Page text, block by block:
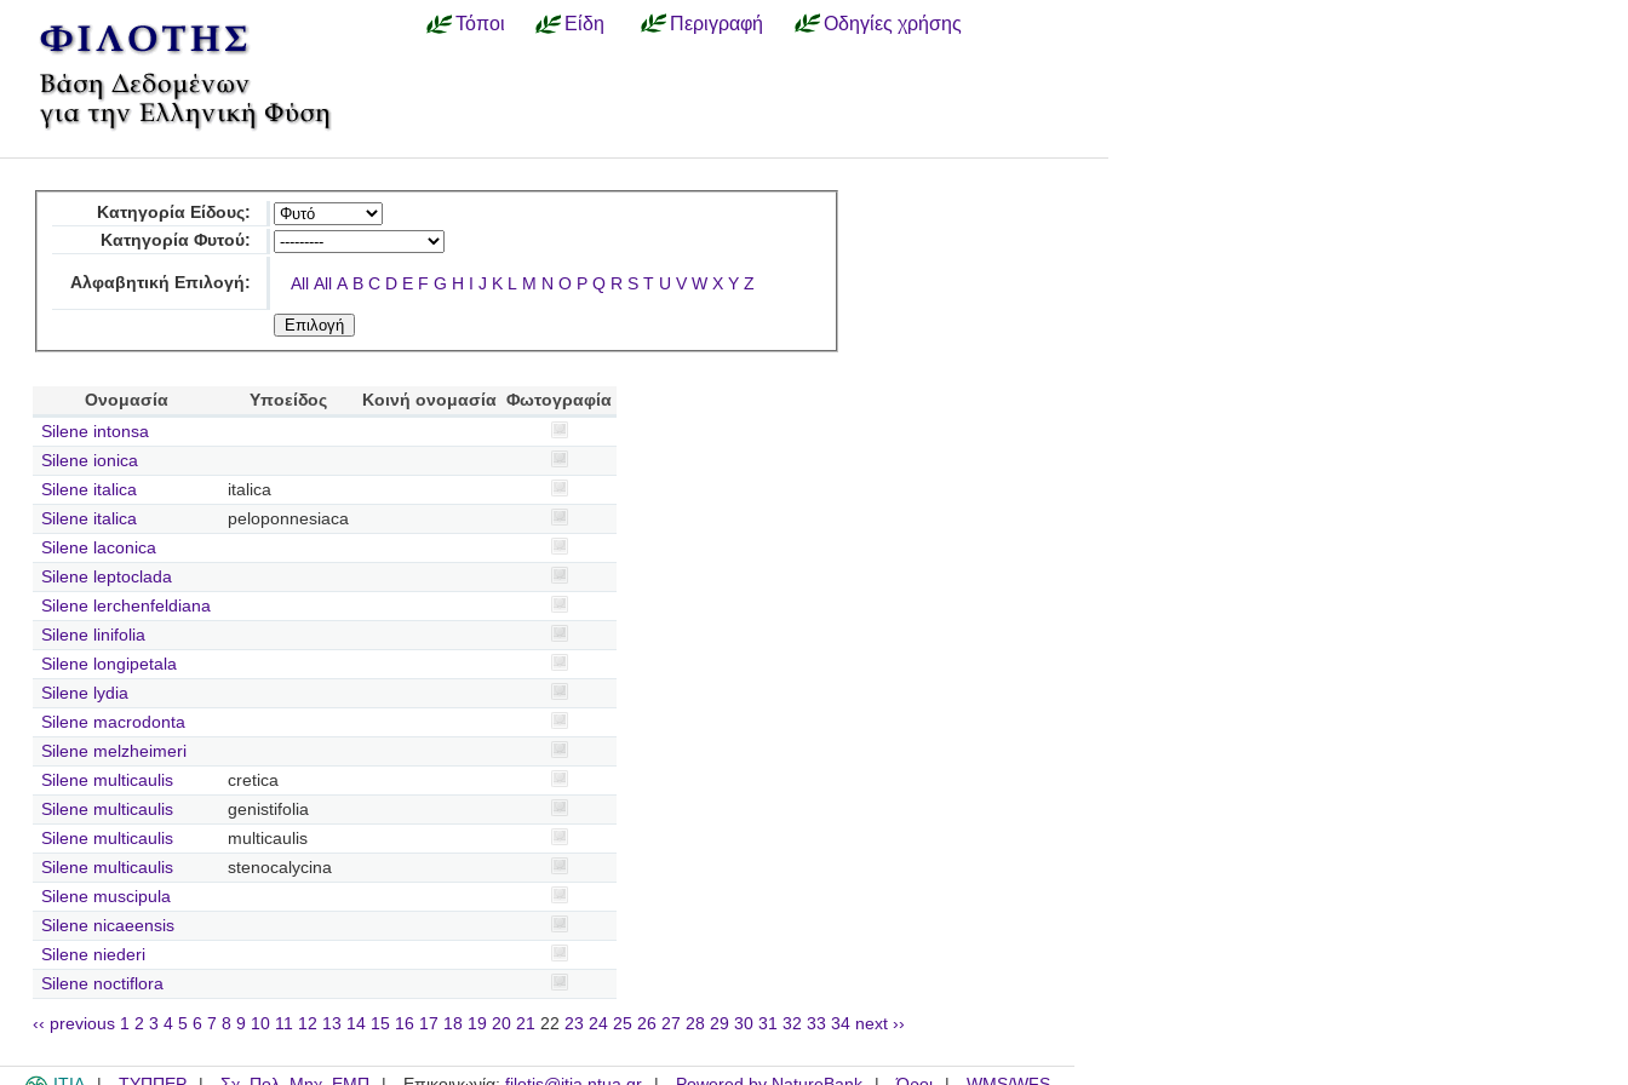
Τόποι Είδη Περιγραφή Οδηγίες χρήσης
Κατηγορία Είδους:
Κατηγορία Φυτού:
Αλφαβητική Επιλογή: All All A B C D E F G H I J K L M N O P Q R S T U V W X Y Z
Ονομασία Υποείδος Κοινή ονομασία Φωτογραφία
Silene intonsa
Silene ionica
Silene italica
italica
Silene italica
peloponnesiaca
Silene laconica
Silene leptoclada
Silene lerchenfeldiana
Silene linifolia
Silene longipetala
Silene lydia
Silene macrodonta
Silene melzheimeri
Silene multicaulis
cretica
Silene multicaulis
genistifolia
Silene multicaulis
multicaulis
Silene multicaulis
stenocalycina
Silene muscipula
Silene nicaeensis
Silene niederi
Silene noctiflora
‹‹ previous 1 2 3 4 5 6 7 8 9 10 11 12 13 14 15 16 17 18 19 20 21 22 23 24 25 26 27 28 29 30 31 32 33 34 next ››